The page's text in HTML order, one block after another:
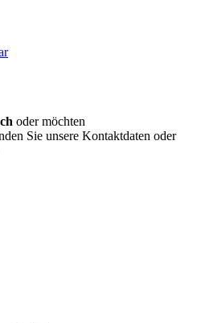
oder möchten
Sie unsere Kontaktdaten oder